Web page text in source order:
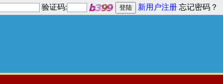
验证码: 新用户注册 忘记密码？